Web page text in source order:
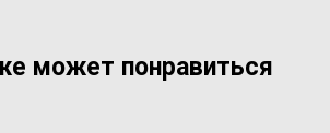
может понравиться